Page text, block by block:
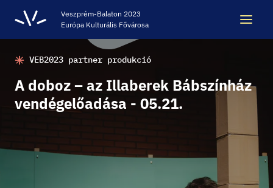
Veszprém-Balaton 2023
Európa Kulturális Fővárosa
Keresés
VESZPRÉM-BALATON 2023 EKF
A doboz – az Illaberek Bábszínház
vendégelőadása - 05.21.
VEB2023 partner produkció